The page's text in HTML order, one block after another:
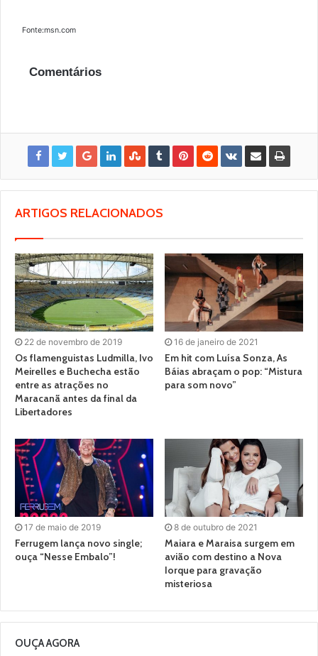
Fonte:msn.com
Comentários
ARTIGOS RELACIONADOS
22 de novembro de 2019
Os flamenguistas Ludmilla, Ivo
Meirelles e Buchecha estão
entre as atrações no
Maracanã antes da final da
Libertadores
16 de janeiro de 2021
Em hit com Luísa Sonza, As
Báias abraçam o pop: “Mistura
para som novo”
17 de maio de 2019
Ferrugem lança novo single;
ouça “Nesse Embalo”!
8 de outubro de 2021
Maiara e Maraisa surgem em
avião com destino a Nova
Iorque para gravação
misteriosa
OUÇA AGORA